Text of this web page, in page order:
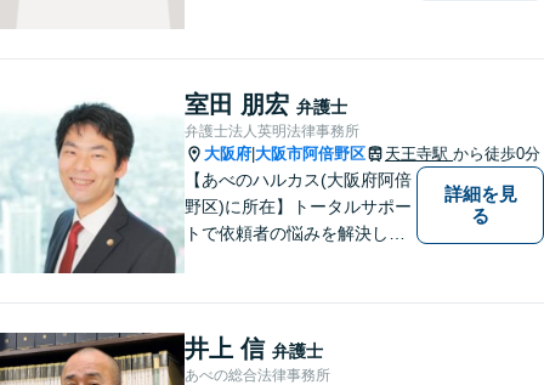
幅広い法律サービスを提供い
たします。お気軽にご相談く
ださい。
室田 朋宏 弁護士
弁護士法人英明法律事務所
大阪府 大阪市阿倍野区 天王寺駅 から徒歩0分
【あべのハルカス(大阪府阿倍
野区)に所在】トータルサポー
トで依頼者の悩みを解決しま
詳細を見
る
井上 信 弁護士
あべの総合法律事務所